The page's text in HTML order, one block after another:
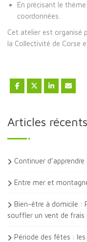
En précisant le
coordonnées.
Cet atelier est organisé
la Collectivité de Corse
Articles récents
Continuer
Entre mer et
Bien-être à domicile :
souffler un vent de frais
Période des fêtes :